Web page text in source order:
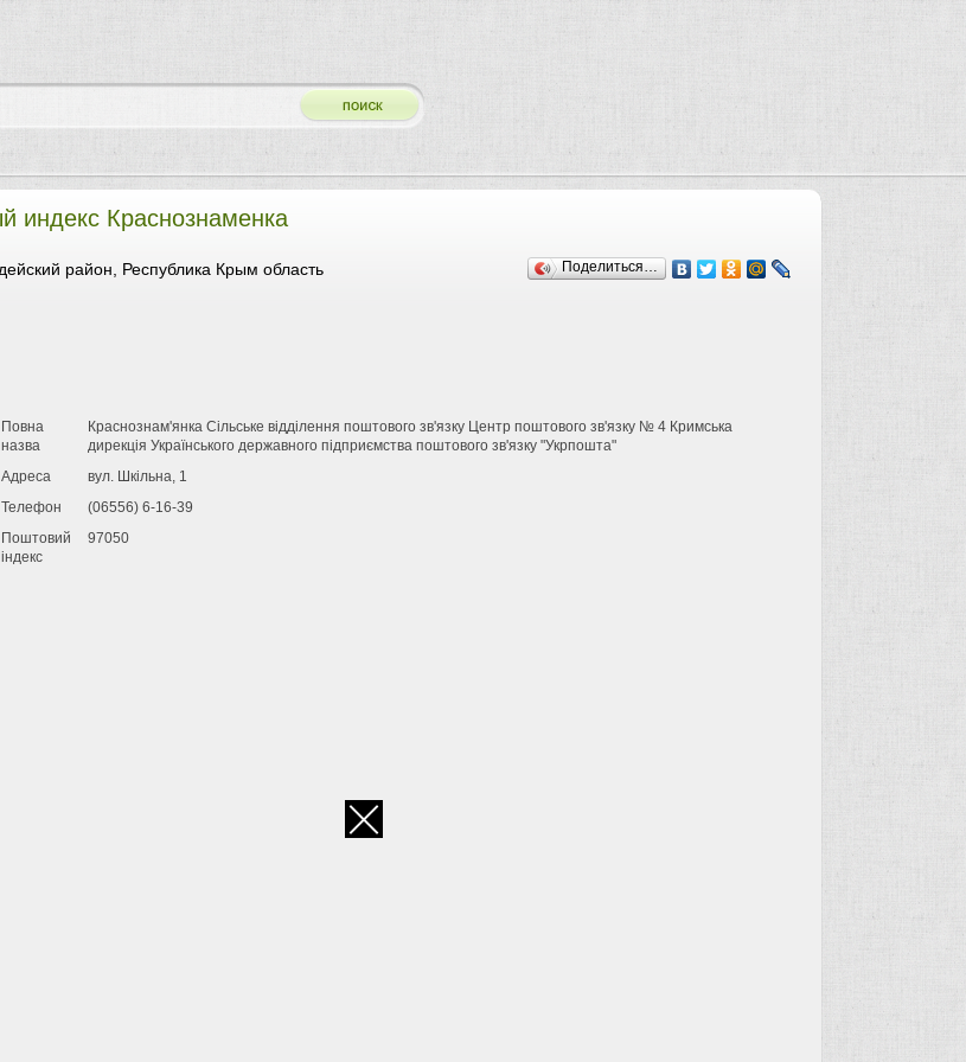
индекс Краснознаменка
Поделиться…
район, Республика Крым область
Повна
назва
Краснознам'янка Сільське відділення поштового зв'язку Центр поштового зв'язку № 4 Кримська
дирекція Українського державного підприємства поштового зв'язку "Укрпошта"
Адреса
вул. Шкільна, 1
Телефон
(06556) 6-16-39
Поштовий
індекс
97050